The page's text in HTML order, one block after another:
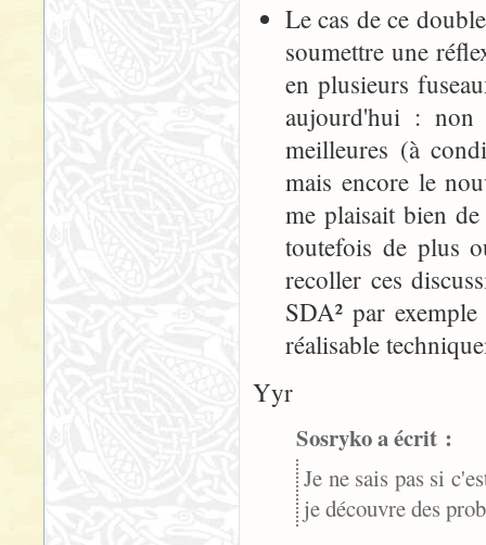
Le cas de ce
soumettre une
en plusieurs
aujourd'hui : non
meilleures (à
mais encore le
me plaisait bien
toutefois de plus
recoller ces
SDA² par
réalisable
Yyr
Sosryko a écrit :
Je ne sais pas si
je découvre des